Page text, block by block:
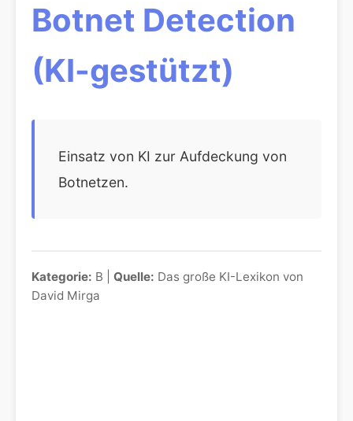
Botnet Detection
(KI-gestützt)
Einsatz von KI zur Aufdeckung von
Botnetzen.
Kategorie: B | Quelle: Das große KI-Lexikon von
David Mirga